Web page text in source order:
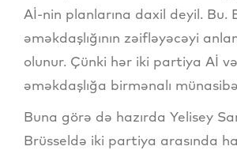
Aİ-nin planlarına daxil deyil. Bu.
əməkdaşlığının zəifləyəcəyi
olunur. Çünki hər iki partiya Aİ
əməkdaşlığa birmənalı
Buna görə də hazırda Yelisey
Brüsseldə iki partiya arasında